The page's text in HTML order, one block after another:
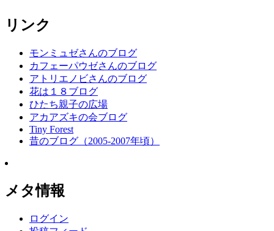
リンク
モンミュゼさんのブログ
カフェーパウゼさんのブログ
アトリエノビさんのブログ
花は１８ブログ
ひたち親子の広場
アカアズキの会ブログ
Tiny Forest
昔のブログ（2005-2007年頃）
メタ情報
ログイン